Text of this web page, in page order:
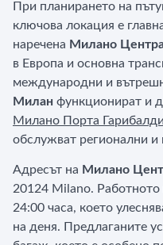
При планирането на
ключова локация е
наречена Милано
в Европа и основна
международни и
Милан функционират и
Милано Порта Гарибалди
обслужват регионални и
Адресът на Милано
20124 Milano. Работното
24:00 часа, което
на деня. Предлаганите